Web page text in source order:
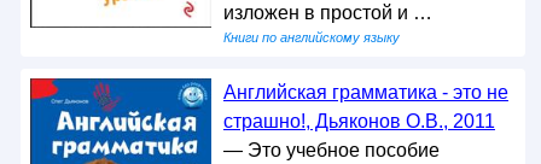
изложен в простой и …
Книги по английскому языку
Английская грамматика - это не
страшно!, Дьяконов О.В., 2011
— Это учебное пособие